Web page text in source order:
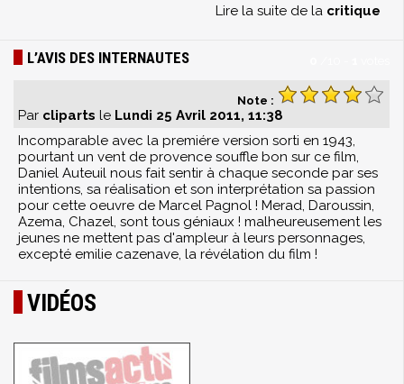
Lire la suite de la critique
L’AVIS DES INTERNAUTES
Note :
Par cliparts le Lundi 25 Avril 2011, 11:38
Incomparable avec la premiére version sorti en 1943,
pourtant un vent de provence souffle bon sur ce film,
Daniel Auteuil nous fait sentir à chaque seconde par ses
intentions, sa réalisation et son interprétation sa passion
pour cette oeuvre de Marcel Pagnol ! Merad, Daroussin,
Azema, Chazel, sont tous géniaux ! malheureusement les
jeunes ne mettent pas d'ampleur à leurs personnages,
excepté emilie cazenave, la révélation du film !
VIDÉOS